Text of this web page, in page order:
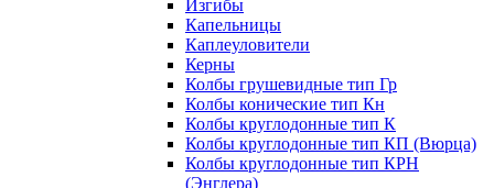
Изгибы
Капельницы
Каплеуловители
Керны
Колбы грушевидные тип Гр
Колбы конические тип Кн
Колбы круглодонные тип К
Колбы круглодонные тип КП (Вюрца)
Колбы круглодонные тип КРН
(Энглера)